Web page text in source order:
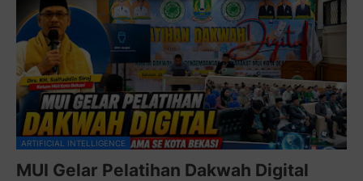
ARTIFICIAL INTELLIGENCE
MUI Gelar Pelatihan Dakwah Digital